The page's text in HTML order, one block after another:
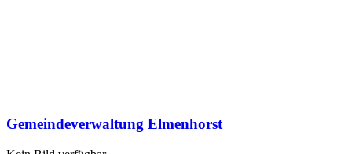
Gemeindeverwaltung Elmenhorst